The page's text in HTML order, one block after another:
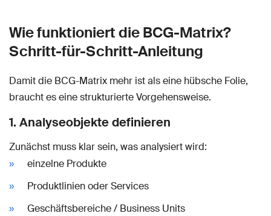
Wie funktioniert die BCG-Matrix?
Schritt-für-Schritt-Anleitung
Damit die BCG-Matrix mehr ist als eine hübsche Folie,
braucht es eine strukturierte Vorgehensweise.
1. Analyseobjekte definieren
Zunächst muss klar sein, was analysiert wird:
einzelne Produkte
Produktlinien oder Services
Geschäftsbereiche / Business Units